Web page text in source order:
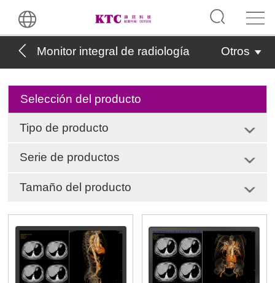
Monitor integral de radiología Otros
Selección del producto
Tipo de producto
Serie de productos
Tamaño del producto